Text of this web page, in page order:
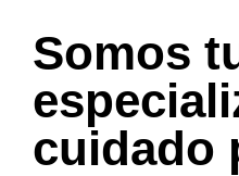
Somos
cuidado